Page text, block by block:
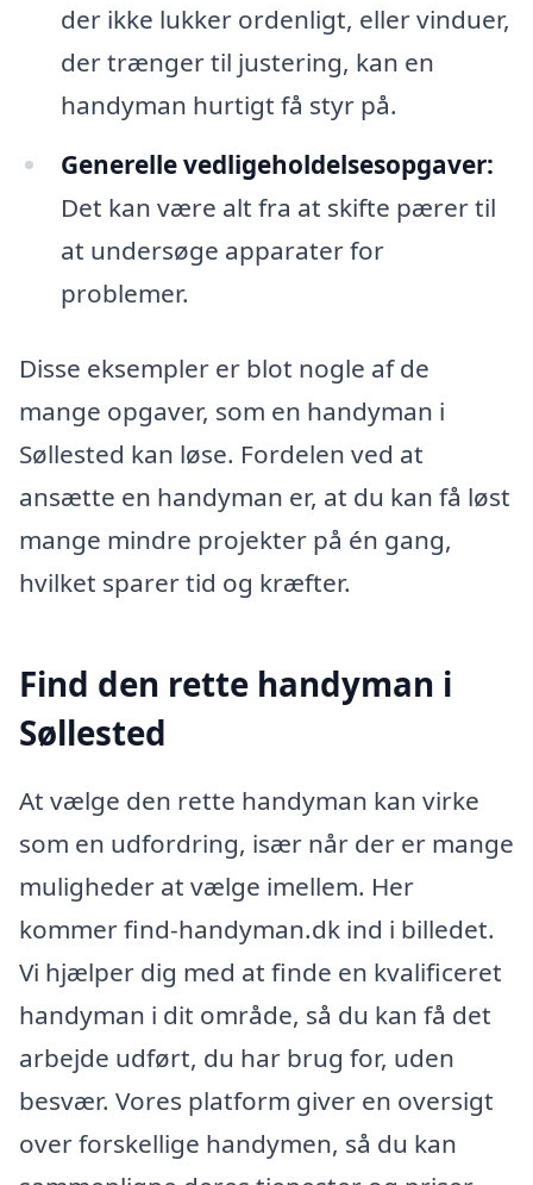
der ikke lukker ordenligt, eller vinduer,
der trænger til justering, kan en
handyman hurtigt få styr på.
Generelle vedligeholdelsesopgaver:
Det kan være alt fra at skifte pærer til
at undersøge apparater for
problemer.
Disse eksempler er blot nogle af de
mange opgaver, som en handyman i
Søllested kan løse. Fordelen ved at
ansætte en handyman er, at du kan få løst
mange mindre projekter på én gang,
hvilket sparer tid og kræfter.
Find den rette handyman i
Søllested
At vælge den rette handyman kan virke
som en udfordring, især når der er mange
muligheder at vælge imellem. Her
kommer find-handyman.dk ind i billedet.
Vi hjælper dig med at finde en kvalificeret
handyman i dit område, så du kan få det
arbejde udført, du har brug for, uden
besvær. Vores platform giver en oversigt
over forskellige handymen, så du kan